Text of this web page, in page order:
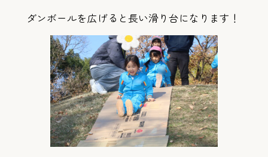
ダンボールを広げると長い滑り台になります！